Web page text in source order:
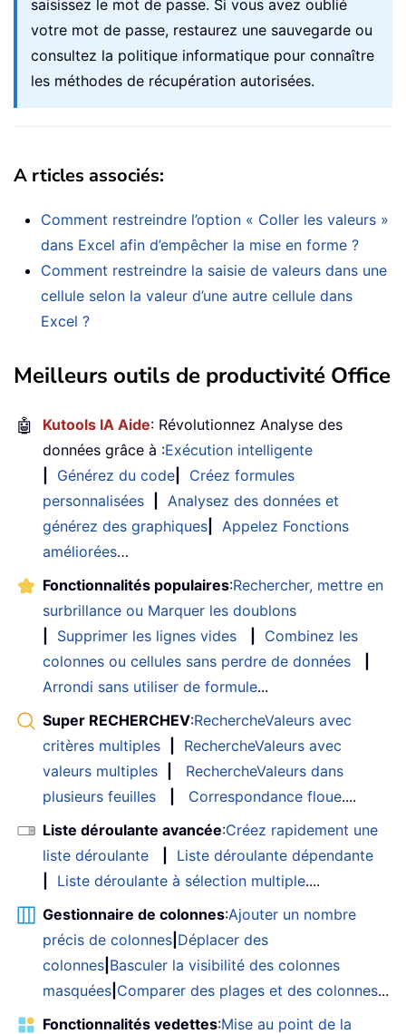
saisissez le mot de passe. Si vous avez oublié
votre mot de passe, restaurez une sauvegarde ou
consultez la politique informatique pour connaître
les méthodes de récupération autorisées.
A rticles associés:
Comment restreindre l’option « Coller les valeurs »
dans Excel afin d’empêcher la mise en forme ?
Comment restreindre la saisie de valeurs dans une
cellule selon la valeur d’une autre cellule dans
Excel ?
Meilleurs outils de productivité Office
🤖 Kutools IA Aide: Révolutionnez Analyse des
données grâce à :Exécution intelligente
Générez du code
Créez formules
personnalisées
Analysez des données et
générez des graphiques
Appelez Fonctions
améliorées…
Fonctionnalités populaires:Rechercher, mettre en
surbrillance ou Marquer les doublons
Supprimer les lignes vides
Combinez les
colonnes ou cellules sans perdre de données
Arrondi sans utiliser de formule...
Super RECHERCHEV:RechercheValeurs avec
critères multiples
RechercheValeurs avec
valeurs multiples
RechercheValeurs dans
plusieurs feuilles
Correspondance floue....
Liste déroulante avancée:Créez rapidement une
liste déroulante
Liste déroulante dépendante
Liste déroulante à sélection multiple....
Gestionnaire de colonnes:Ajouter un nombre
précis de colonnes Déplacer des
colonnes Basculer la visibilité des colonnes
masquées Comparer des plages et des colonnes...
Fonctionnalités vedettes:Mise au point de la